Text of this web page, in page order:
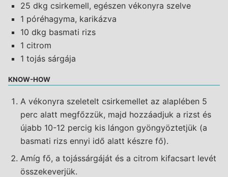
25 dkg csirkemell, egészen vékonyra szelve
1 póréhagyma, karikázva
10 dkg basmati rizs
1 citrom
1 tojás sárgája
KNOW-HOW
A vékonyra szeletelt csirkemellet az alaplében 5
perc alatt megfőzzük, majd hozzáadjuk a rizst és
újabb 10-12 percig kis lángon gyöngyöztetjük (a
basmati rizs ennyi idő alatt készre fő).
Amíg fő, a tojássárgáját és a citrom kifacsart levét
összekeverjük.